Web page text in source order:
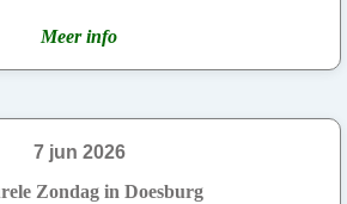
Meer info
7 jun 2026
Zondag in Doesburg